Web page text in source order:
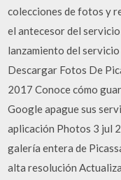
colecciones de fotos y
el antecesor del
lanzamiento del
Descargar Fotos De
2017 Conoce cómo
Google apague sus
aplicación Photos 3 jul
galería entera de
alta resolución